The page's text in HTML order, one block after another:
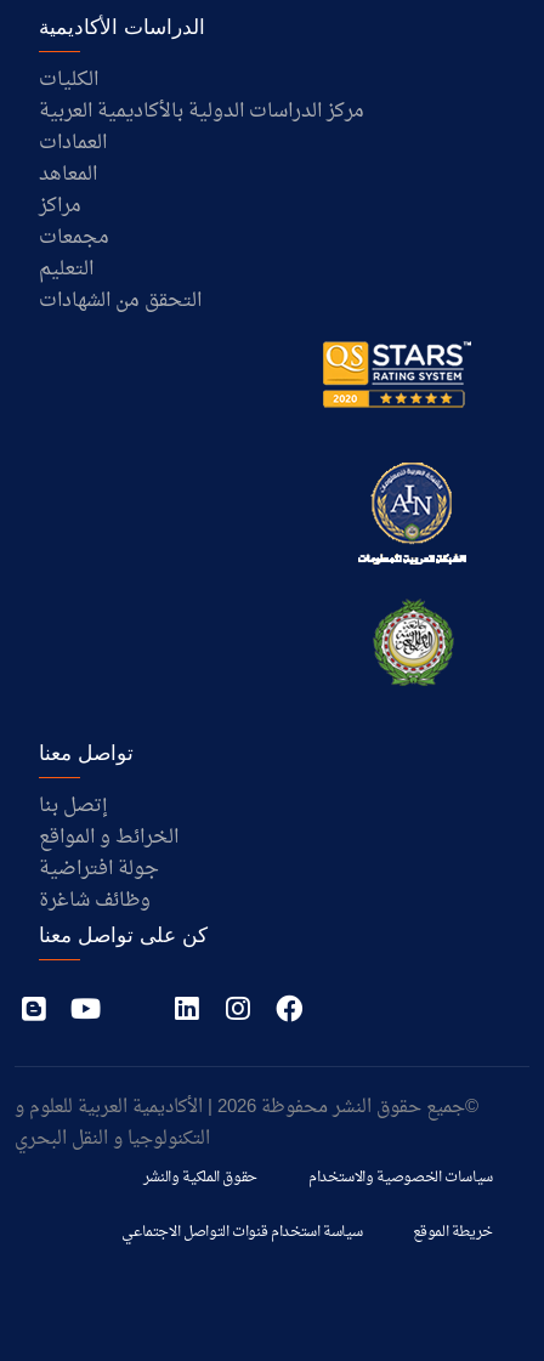
الدراسات الأكاديمية
الكليات
مركز الدراسات الدولية بالأكاديمية العربية
العمادات
المعاهد
مراكز
مجمعات
التعليم
التحقق من الشهادات
تواصل معنا
إتصل بنا
الخرائط و المواقع
جولة افتراضية
وظائف شاغرة
كن على تواصل معنا
©جميع حقوق النشر محفوظة 2026 | الأكاديمية العربية للعلوم و
التكنولوجيا و النقل البحري
سياسات الخصوصية والاستخدام حقوق الملكية والنشر
خريطة الموقع سياسة استخدام قنوات التواصل الاجتماعي